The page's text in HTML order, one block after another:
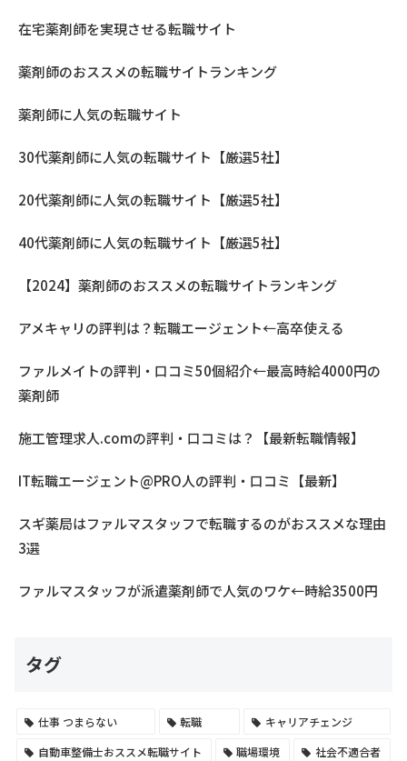
在宅薬剤師を実現させる転職サイト
薬剤師のおススメの転職サイトランキング
薬剤師に人気の転職サイト
30代薬剤師に人気の転職サイト【厳選5社】
20代薬剤師に人気の転職サイト【厳選5社】
40代薬剤師に人気の転職サイト【厳選5社】
【2024】薬剤師のおススメの転職サイトランキング
アメキャリの評判は？転職エージェント←高卒使える
ファルメイトの評判・口コミ50個紹介←最高時給4000円の
薬剤師
施工管理求人.comの評判・口コミは？【最新転職情報】
IT転職エージェント@PRO人の評判・口コミ【最新】
スギ薬局はファルマスタッフで転職するのがおススメな理由
3選
ファルマスタッフが派遣薬剤師で人気のワケ←時給3500円
タグ
仕事 つまらない 転職
キャリアチェンジ
自動車整備士おススメ転職サイト
職場環境
社会不適合者